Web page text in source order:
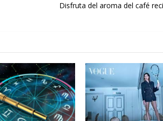
Disfruta del aroma del café